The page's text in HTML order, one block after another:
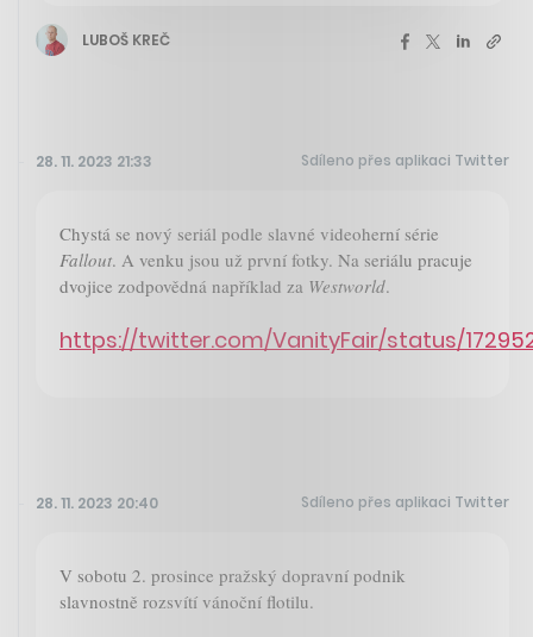
LUBOŠ KREČ
28. 11. 2023 21:33 Sdíleno přes aplikaci Twitter
Chystá se nový seriál podle slavné videoherní série
Fallout. A venku jsou už první fotky. Na seriálu pracuje
dvojice zodpovědná například za Westworld.
https://twitter.com/VanityFair/status/
28. 11. 2023 20:40 Sdíleno přes aplikaci Twitter
V sobotu 2. prosince pražský dopravní podnik
slavnostně rozsvítí vánoční flotilu.